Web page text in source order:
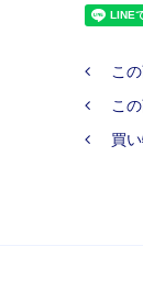
こ
こ
買